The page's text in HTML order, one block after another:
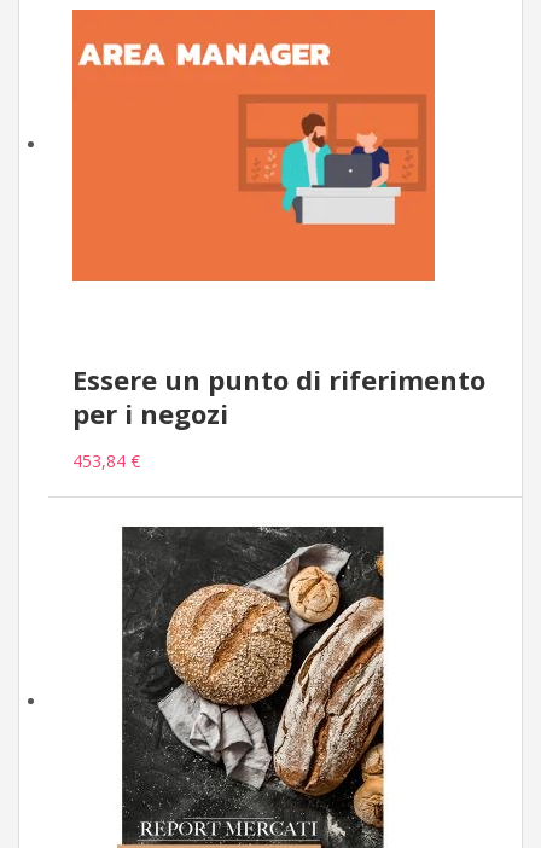
Essere un punto di riferimento
per i negozi
453,84 €